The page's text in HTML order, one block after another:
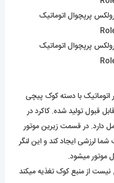
با دسته کوک پیچی
قبول تولید شده. کاکرد در
دارد. در قسمت زیرین موتور
لرزشی ایجاد کند و این لنگر
موتور میشود.
از منبع کوک تغذیه میکند
کردن دارد در غیر اینصورت